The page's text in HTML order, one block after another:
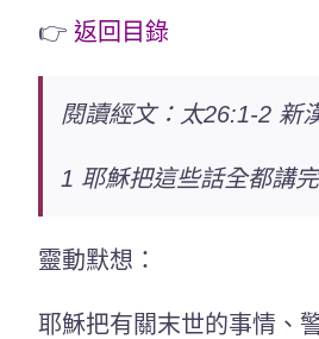
👉 返回目錄
閱讀經文：太26:1-2 新
1 耶穌把這些話全都講
靈動默想：
耶穌把有關末世的事情、